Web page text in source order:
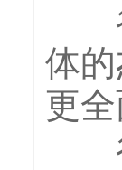
谷
体
更
谷